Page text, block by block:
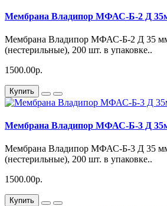
Мембрана Владипор МФАС-Б-2 Д
Мембрана Владипор МФАС-Б-2 Д 35
(нестерильные), 200 шт. в упаковке..
1500.00р.
Купить
Мембрана Владипор МФАС-Б-3 Д
Мембрана Владипор МФАС-Б-3 Д 35
(нестерильные), 200 шт. в упаковке..
1500.00р.
Купить